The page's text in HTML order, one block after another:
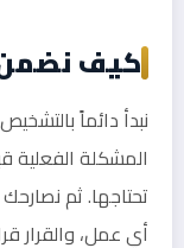
كيف
نبدأ دائماً
المشكلة الفعلية
تحتاجها. ثم
أي عمل، والقرار